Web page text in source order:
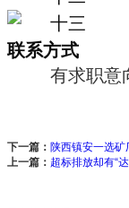
联系方式
有求职意
下一篇： 陕西镇安一选
上一篇： 超标排放却有“